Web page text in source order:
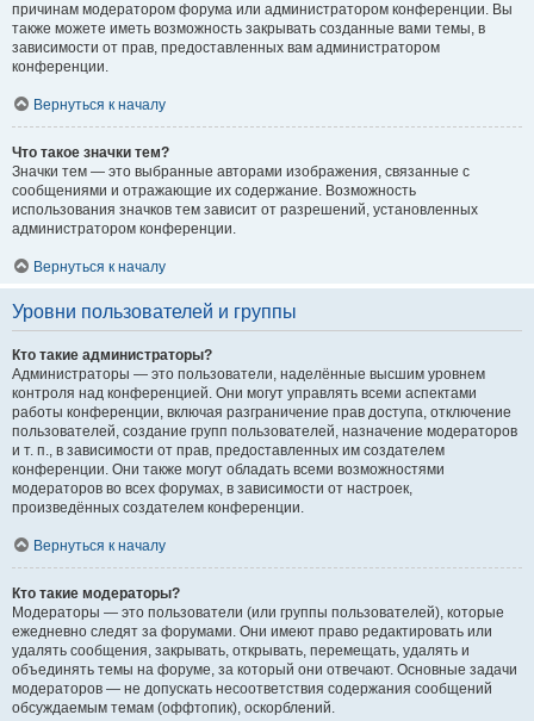
причинам модератором форума или администратором конференции. Вы
также можете иметь возможность закрывать созданные вами темы, в
зависимости от прав, предоставленных вам администратором
конференции.
Вернуться к началу
Что такое значки тем?
Значки тем — это выбранные авторами изображения, связанные с
сообщениями и отражающие их содержание. Возможность
использования значков тем зависит от разрешений, установленных
администратором конференции.
Вернуться к началу
Уровни пользователей и группы
Кто такие администраторы?
Администраторы — это пользователи, наделённые высшим уровнем
контроля над конференцией. Они могут управлять всеми аспектами
работы конференции, включая разграничение прав доступа, отключение
пользователей, создание групп пользователей, назначение модераторов
и т. п., в зависимости от прав, предоставленных им создателем
конференции. Они также могут обладать всеми возможностями
модераторов во всех форумах, в зависимости от настроек,
произведённых создателем конференции.
Вернуться к началу
Кто такие модераторы?
Модераторы — это пользователи (или группы пользователей), которые
ежедневно следят за форумами. Они имеют право редактировать или
удалять сообщения, закрывать, открывать, перемещать, удалять и
объединять темы на форуме, за который они отвечают. Основные задачи
модераторов — не допускать несоответствия содержания сообщений
обсуждаемым темам (оффтопик), оскорблений.